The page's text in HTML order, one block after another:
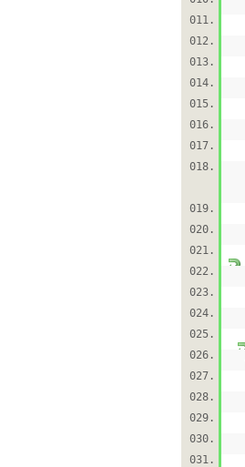
011.
012.
013.
014.
015.
016.
017.
018.
019.
020.
021.
022.
023.
024.
025.
026.
027.
028.
029.
030.
031.